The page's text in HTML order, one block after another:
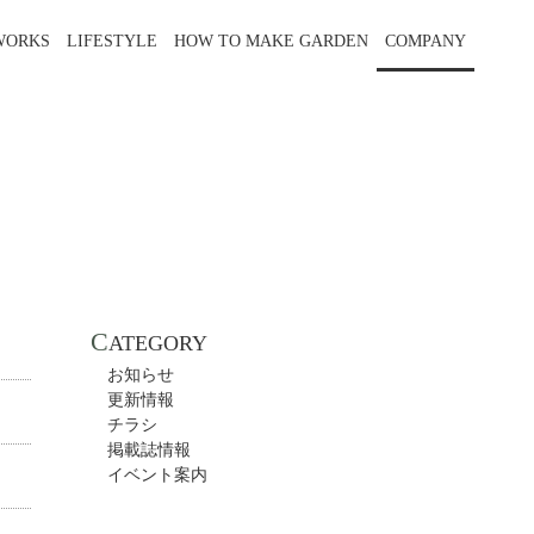
LIFESTYLE HOW TO MAKE GARDEN COMPANY
CATEGORY
お知らせ
更新情報
チラシ
掲載誌情報
イベント案内